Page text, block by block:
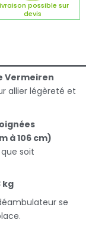
possible sur
devis
Vermeiren
allier légèreté et
à 106 cm)
soit
kg
se